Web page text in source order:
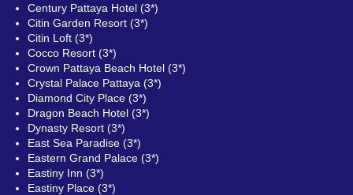
Century Pattaya Hotel (3*)
Citin Garden Resort (3*)
Citin Loft (3*)
Cocco Resort (3*)
Crown Pattaya Beach Hotel (3*)
Crystal Palace Pattaya (3*)
Diamond City Place (3*)
Dragon Beach Hotel (3*)
Dynasty Resort (3*)
East Sea Paradise (3*)
Eastern Grand Palace (3*)
Eastiny Inn (3*)
Eastiny Place (3*)